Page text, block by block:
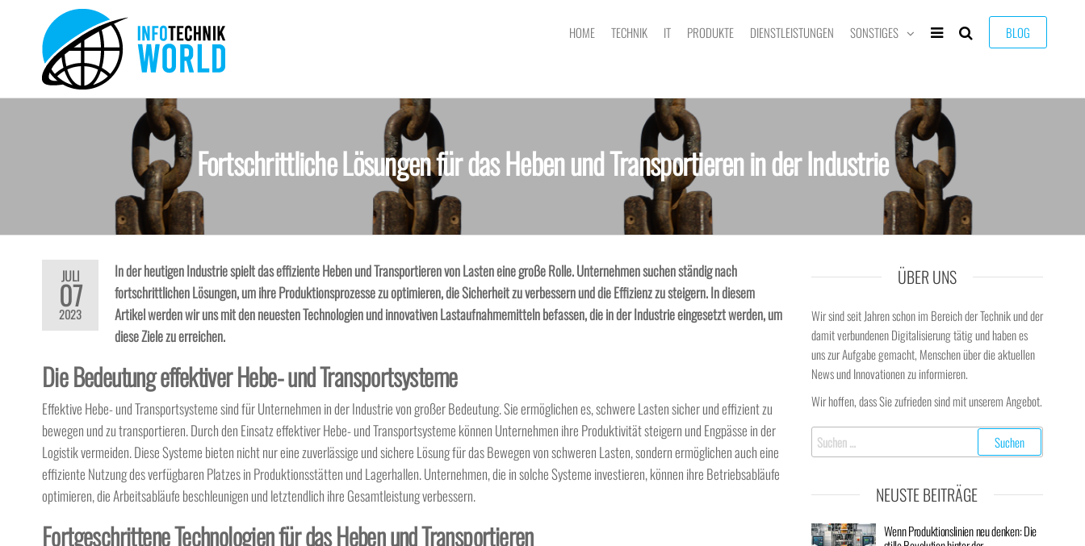
und mehr!
BLOG
HOME TECHNIK IT PRODUKTE DIENSTLEISTUNGEN SONSTIGES
Fortschrittliche Lösungen für das Heben und Transportieren in der Industrie
JULI
07
2023
In der heutigen Industrie spielt das effiziente Heben und Transportieren von Lasten eine große Rolle. Unternehmen suchen ständig nach
fortschrittlichen Lösungen, um ihre Produktionsprozesse zu optimieren, die Sicherheit zu verbessern und die Effizienz zu steigern. In diesem
Artikel werden wir uns mit den neuesten Technologien und innovativen Lastaufnahmemitteln befassen, die in der Industrie eingesetzt werden, um
diese Ziele zu erreichen.
Die Bedeutung effektiver Hebe- und Transportsysteme
Effektive Hebe- und Transportsysteme sind für Unternehmen in der Industrie von großer Bedeutung. Sie ermöglichen es, schwere Lasten sicher und effizient zu
bewegen und zu transportieren. Durch den Einsatz effektiver Hebe- und Transportsysteme können Unternehmen ihre Produktivität steigern und Engpässe in der
Logistik vermeiden. Diese Systeme bieten nicht nur eine zuverlässige und sichere Lösung für das Bewegen von schweren Lasten, sondern ermöglichen auch eine
effiziente Nutzung des verfügbaren Platzes in Produktionsstätten und Lagerhallen. Unternehmen, die in solche Systeme investieren, können ihre Betriebsabläufe
optimieren, die Arbeitsabläufe beschleunigen und letztendlich ihre Gesamtleistung verbessern.
Fortgeschrittene Technologien für das Heben und Transportieren
ÜBER UNS
Wir sind seit Jahren schon im Bereich der Technik und der
damit verbundenen Digitalisierung tätig und haben es
uns zur Aufgabe gemacht, Menschen über die aktuellen
News und Innovationen zu informieren.
Wir hoffen, dass Sie zufrieden sind mit unserem Angebot.
Suchen
nach:
NEUSTE BEITRÄGE
Wenn Produktionslinien neu denken: Die